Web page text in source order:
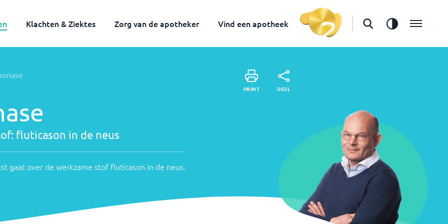
Klachten & Ziektes Zorg van de apotheker Vind een apotheek
Gouda
Vind een apotheek
fluticason in de neus
gaat over de werkzame stof fluticason in de neus.
PRINT DEEL